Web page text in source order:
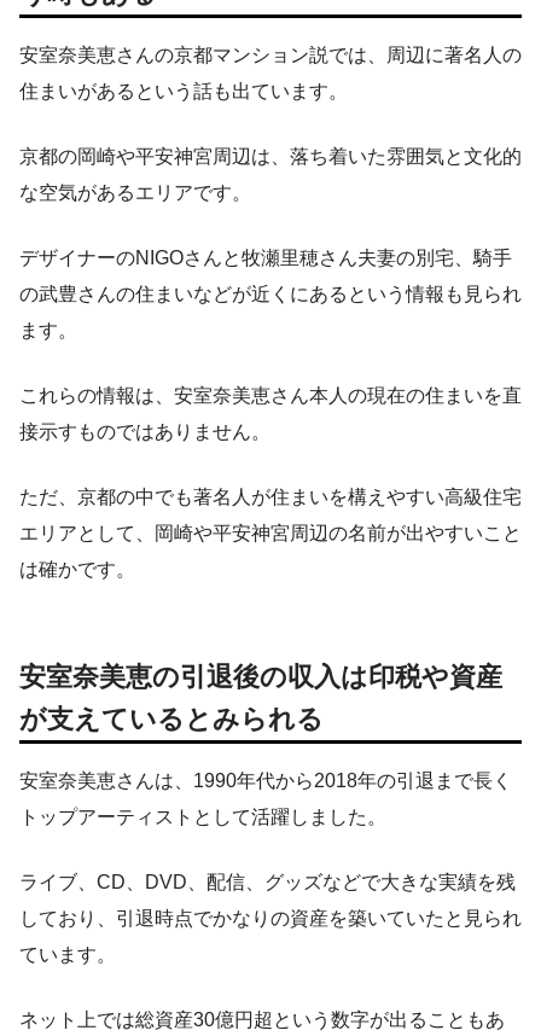
安室奈美恵さんの京都マンション説では、周辺に著名人の
住まいがあるという話も出ています。
京都の岡崎や平安神宮周辺は、落ち着いた雰囲気と文化的
な空気があるエリアです。
デザイナーのNIGOさんと牧瀬里穂さん夫妻の別宅、騎手
の武豊さんの住まいなどが近くにあるという情報も見られ
ます。
これらの情報は、安室奈美恵さん本人の現在の住まいを直
接示すものではありません。
ただ、京都の中でも著名人が住まいを構えやすい高級住宅
エリアとして、岡崎や平安神宮周辺の名前が出やすいこと
は確かです。
安室奈美恵の引退後の収入は印税や資産
が支えているとみられる
安室奈美恵さんは、1990年代から2018年の引退まで長く
トップアーティストとして活躍しました。
ライブ、CD、DVD、配信、グッズなどで大きな実績を残
しており、引退時点でかなりの資産を築いていたと見られ
ています。
ネット上では総資産30億円超という数字が出ることもあ